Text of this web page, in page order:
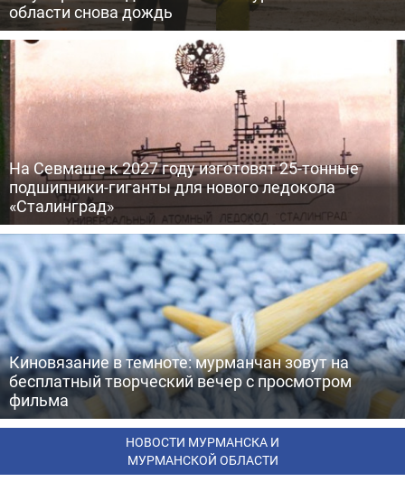
области снова дождь
На Севмаше к 2027 году изготовят 25-тонные
подшипники-гиганты для нового ледокола
«Сталинград»
Киновязание в темноте: мурманчан зовут на
бесплатный творческий вечер с просмотром
фильма
НОВОСТИ МУРМАНСКА И
МУРМАНСКОЙ ОБЛАСТИ